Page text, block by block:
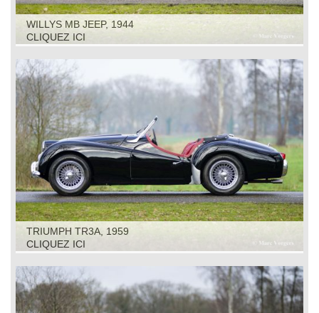
WILLYS MB JEEP, 1944
CLIQUEZ ICI
TRIUMPH TR3A, 1959
CLIQUEZ ICI